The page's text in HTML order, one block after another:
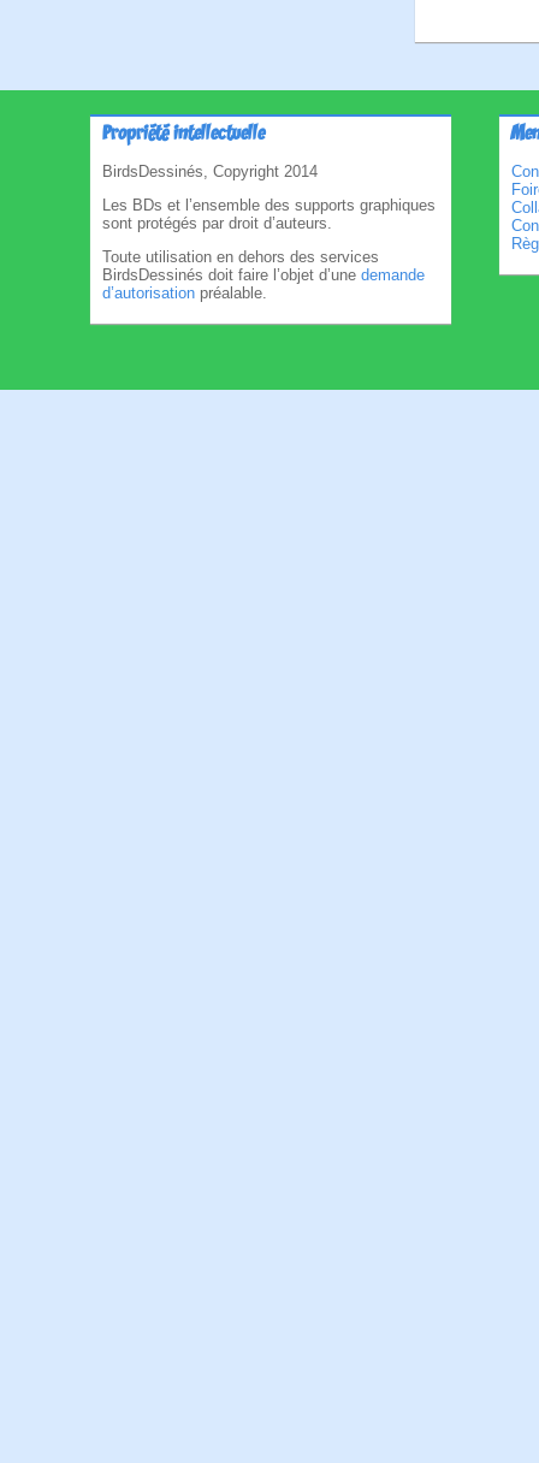
Propriété intellectuelle
BirdsDessinés, Copyright 2014
Les BDs et l’ensemble des supports graphiques
sont protégés par droit d’auteurs.
Toute utilisation en dehors des services
BirdsDessinés doit faire l’objet d’une demande
d’autorisation préalable.